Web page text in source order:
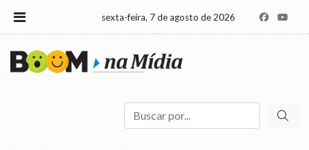
sexta-feira, 7 de agosto de 2026
Buscar